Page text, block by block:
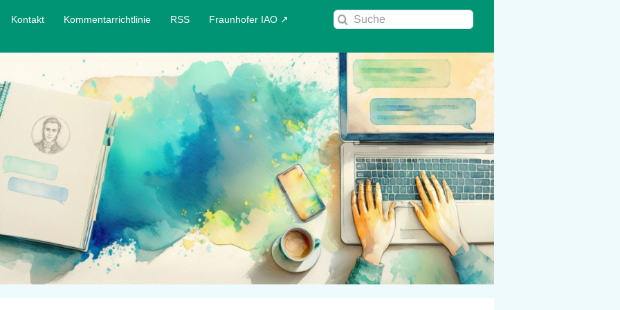
Kontakt Kommentarrichtlinie RSS Fraunhofer IAO ↗
Suche